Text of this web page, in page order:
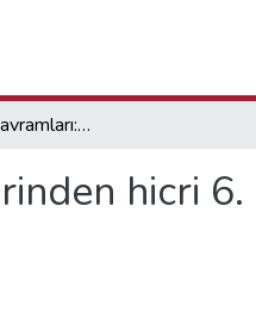
Talim ve terbiye kavramları: İslam'ın ilk dönemlerinden hicri 6. yüzyıla kadar
hicri 6.